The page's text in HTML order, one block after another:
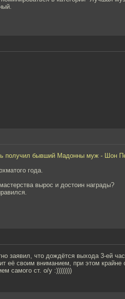
получил бывший Мадонны муж - Шон
года.
вырос и достоин награды?
заявил, что дождётся выхода 3-ей
её своим вниманием, при этом крайне
самого ст. о/у :))))))))